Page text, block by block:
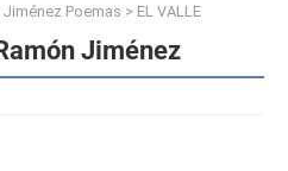
Poemas > EL VALLE
Jiménez